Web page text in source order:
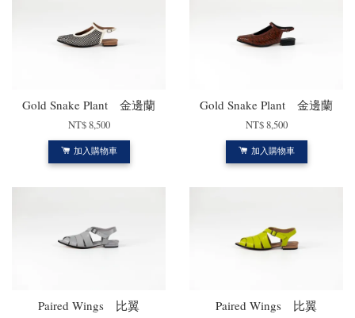
Gold Snake Plant 金邊蘭
NT$ 8,500
加入購物車
Gold Snake Plant 金邊蘭
NT$ 8,500
加入購物車
Paired Wings 比翼 Paired Wings 比翼